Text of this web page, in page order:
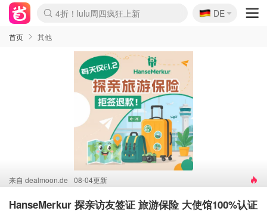
4折！lulu周四疯狂上新
🇩🇪
DE
首页 其他
来自 dealmoon.de 08-04更新
HanseMerkur 探亲访友签证 旅游保险 大使馆100%认证